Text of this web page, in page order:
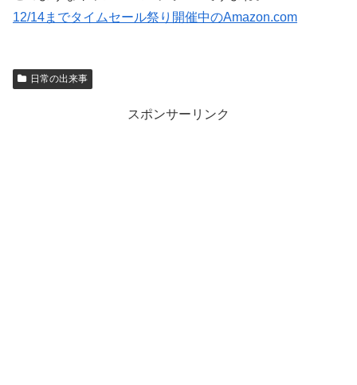
12/14までタイムセール祭り開催中のAmazon.com
日常の出来事
スポンサーリンク